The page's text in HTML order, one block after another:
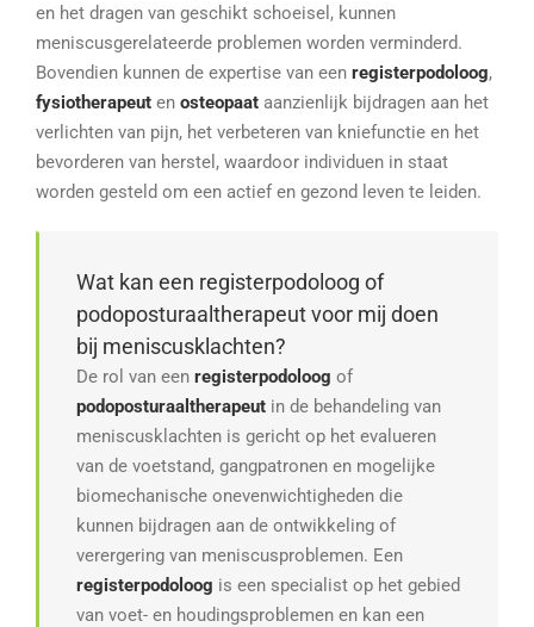
en het dragen van geschikt schoeisel, kunnen
meniscusgerelateerde problemen worden verminderd.
Bovendien kunnen de expertise van een registerpodoloog,
fysiotherapeuten osteopaataanzienlijk bijdragen aan het
verlichten van pijn, het verbeteren van kniefunctie en het
bevorderen van herstel, waardoor individuen in staat
worden gesteld om een actief en gezond leven te leiden.
Wat kan een registerpodoloog of
podoposturaaltherapeut voor mij doen
bij meniscusklachten?
De rol van een registerpodoloog of
podoposturaaltherapeutin de behandeling van
meniscusklachten is gericht op het evalueren
van de voetstand, gangpatronen en mogelijke
biomechanische onevenwichtigheden die
kunnen bijdragen aan de ontwikkeling of
verergering van meniscusproblemen. Een
registerpodoloog is een specialist op het gebied
van voet- en houdingsproblemen en kan een